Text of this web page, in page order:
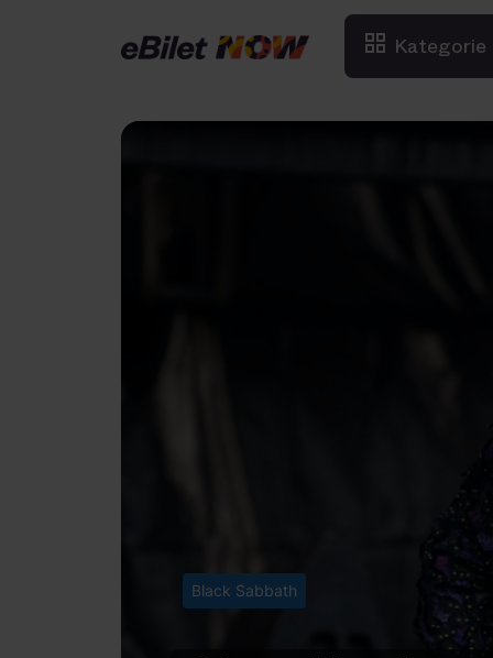
Kategorie
Black Sabbath